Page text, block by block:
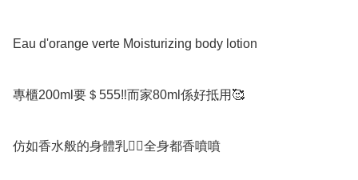
Eau d'orange verte Moisturizing body lotion
專櫃200ml要＄555‼️而家80ml係好抵用🥰
仿如香水般的身體乳👍🏻全身都香噴噴